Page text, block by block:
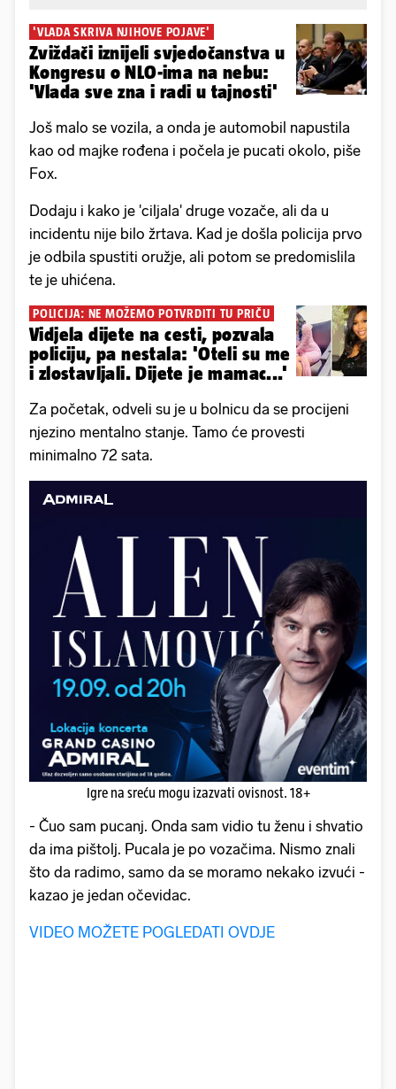
'VLADA SKRIVA NJIHOVE POJAVE'
Zviždači iznijeli svjedočanstva u
Kongresu o NLO-ima na nebu:
'Vlada sve zna i radi u tajnosti'
Još malo se vozila, a onda je automobil napustila
kao od majke rođena i počela je pucati okolo, piše
Fox.
Dodaju i kako je 'ciljala' druge vozače, ali da u
incidentu nije bilo žrtava. Kad je došla policija prvo
je odbila spustiti oružje, ali potom se predomislila
te je uhićena.
POLICIJA: NE MOŽEMO POTVRDITI TU PRIČU
Vidjela dijete na cesti, pozvala
policiju, pa nestala: 'Oteli su me
i zlostavljali. Dijete je mamac...'
Za početak, odveli su je u bolnicu da se procijeni
njezino mentalno stanje. Tamo će provesti
minimalno 72 sata.
Igre na sreću mogu izazvati ovisnost. 18+
- Čuo sam pucanj. Onda sam vidio tu ženu i shvatio
da ima pištolj. Pucala je po vozačima. Nismo znali
što da radimo, samo da se moramo nekako izvući -
kazao je jedan očevidac.
VIDEO MOŽETE POGLEDATI OVDJE